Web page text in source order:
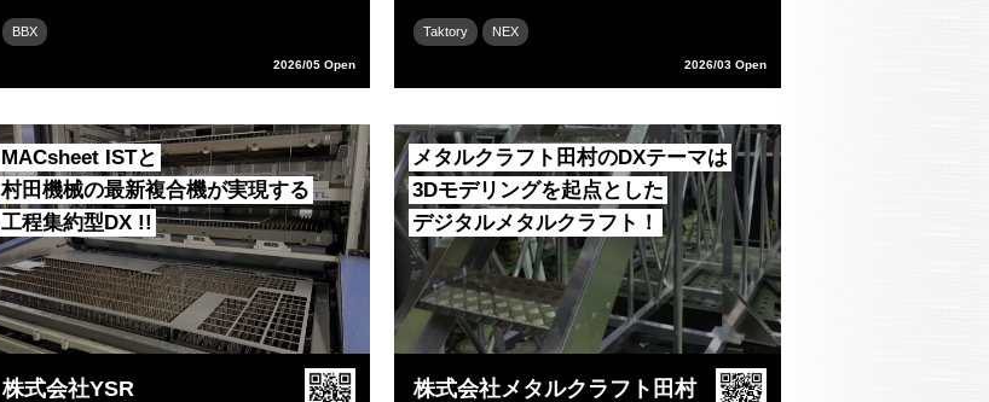
BBX
2026/05 Open
Taktory NEX
2026/03 Open
MACsheet ISTと
村田機械の最新複合機が実現する
工程集約型DX !!
株式会社YSR
メタルクラフト田村のDXテーマは
3Dモデリングを起点とした
デジタルメタルクラフト！
株式会社メタルクラフト田村